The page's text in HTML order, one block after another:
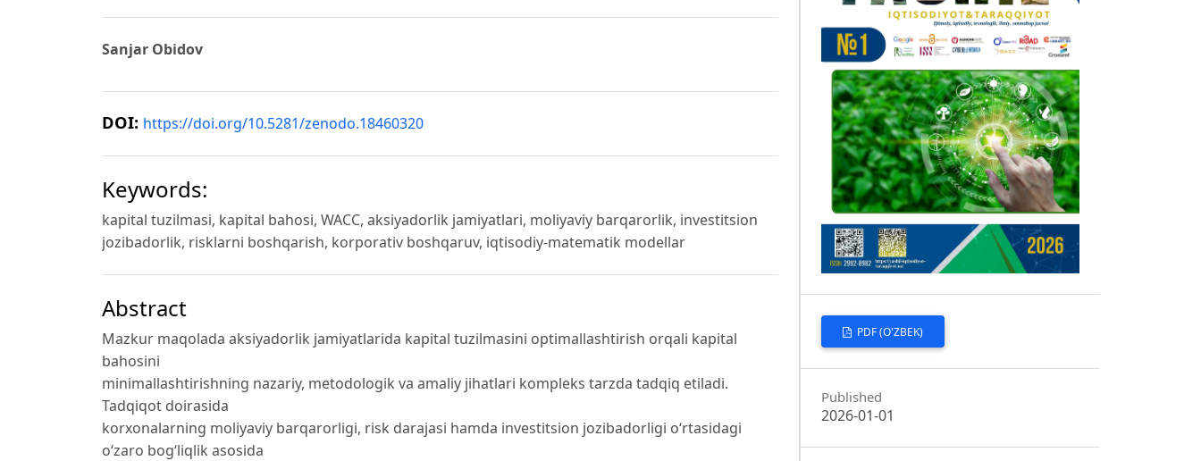
Sanjar Obidov
DOI: https://doi.org/10.5281/zenodo.18460320
Keywords:
kapital tuzilmasi, kapital bahosi, WACC, aksiyadorlik jamiyatlari, moliyaviy barqarorlik, investitsion
jozibadorlik, risklarni boshqarish, korporativ boshqaruv, iqtisodiy-matematik modellar
Abstract
Mazkur maqolada aksiyadorlik jamiyatlarida kapital tuzilmasini optimallashtirish orqali kapital
bahosini
minimallashtirishning nazariy, metodologik va amaliy jihatlari kompleks tarzda tadqiq etiladi.
Tadqiqot doirasida
korxonalarning moliyaviy barqarorligi, risk darajasi hamda investitsion jozibadorligi o‘rtasidagi
o‘zaro bog‘liqlik asosida
PDF (O'ZBEK)
Published
2026-01-01